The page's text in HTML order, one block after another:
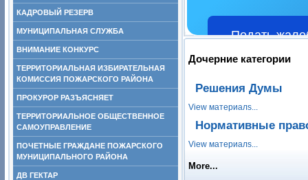
КАДРОВЫЙ РЕЗЕРВ
МУНИЦИПАЛЬНАЯ СЛУЖБА
ВНИМАНИЕ КОНКУРС
ТЕРРИТОРИАЛЬНАЯ ИЗБИРАТЕЛЬНАЯ
КОМИССИЯ ПОЖАРСКОГО РАЙОНА
ПРОКУРОР РАЗЪЯСНЯЕТ
ТЕРРИТОРИАЛЬНОЕ ОБЩЕСТВЕННОЕ
САМОУПРАВЛЕНИЕ
ПОЧЕТНЫЕ ГРАЖДАНЕ ПОЖАРСКОГО
МУНИЦИПАЛЬНОГО РАЙОНА
ДВ ГЕКТАР
Подать
Дочерние категории
Решения Думы
View материалs...
Нормативные
View материалs...
More...